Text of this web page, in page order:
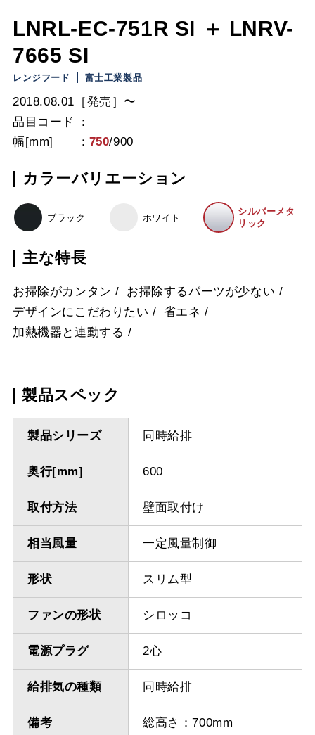
LNRL-EC-751R SI ＋ LNRV-
7665 SI
レンジフード 富士工業製品
2018.08.01［発売］〜
品目コード
幅[mm]
750/900
カラーバリエーション
ブラック ホワイト
シルバーメタ
リック
主な特長
お掃除がカンタン
お掃除するパーツが少ない
デザインにこだわりたい
省エネ
加熱機器と連動する
製品スペック
製品シリーズ 同時給排
奥行[mm] 600
取付方法 壁面取付け
相当風量 一定風量制御
形状 スリム型
ファンの形状 シロッコ
電源プラグ 2心
給排気の種類 同時給排
備考 総高さ：700mm